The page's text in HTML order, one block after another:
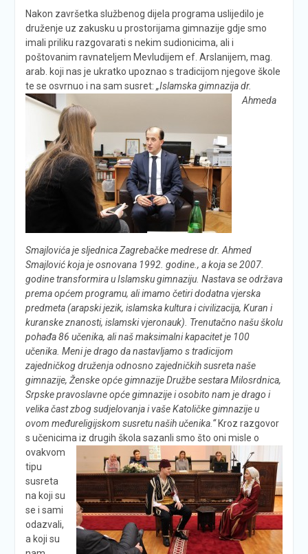
Nakon završetka službenog dijela programa uslijedilo je
druženje uz zakusku u prostorijama gimnazije gdje smo
imali priliku razgovarati s nekim sudionicima, ali i
poštovanim ravnateljem Mevludijem ef. Arslanijem, mag.
arab. koji nas je ukratko upoznao s tradicijom njegove škole
te se osvrnuo i na sam susret: „Islamska gimnazija dr.
Ahmeda
Smajlovića je sljednica Zagrebačke medrese dr. Ahmed
Smajlović koja je osnovana 1992. godine., a koja se 2007.
godine transformira u Islamsku gimnaziju. Nastava se održava
prema općem programu, ali imamo četiri dodatna vjerska
predmeta (arapski jezik, islamska kultura i civilizacija, Kuran i
kuranske znanosti, islamski vjeronauk). Trenutačno našu školu
pohađa 86 učenika, ali naš maksimalni kapacitet je 100
učenika. Meni je drago da nastavljamo s tradicijom
zajedničkog druženja odnosno zajedničkih susreta naše
gimnazije, Ženske opće gimnazije Družbe sestara Milosrdnica,
Srpske pravoslavne opće gimnazije i osobito nam je drago i
velika čast zbog sudjelovanja i vaše Katoličke gimnazije u
ovom međureligijskom susretu naših učenika.“Kroz razgovor
s učenicimaiz drugih škola sazanli smo što oni misle o
ovakvom
tipu
susreta
na koji su
se i sami
odazvali,
a koji su